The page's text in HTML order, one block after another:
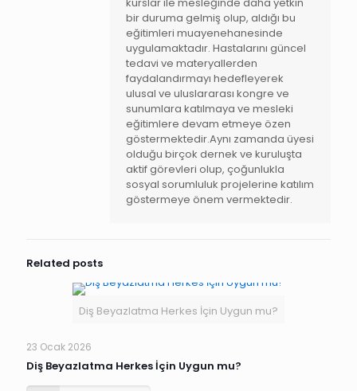
bir duruma gelmiş olup, aldığı bu
eğitimleri muayenehanesinde
uygulamaktadır. Hastalarını güncel
tedavi ve materyallerden
faydalandırmayı hedefleyerek
ulusal ve uluslararası kongre ve
sunumlara katılmaya ve mesleki
eğitimlere devam etmeye özen
göstermektedir.Aynı zamanda üyesi
olduğu birçok dernek ve kuruluşta
aktif görevleri olup, çoğunlukla
sosyal sorumluluk projelerine katılım
göstermeye önem vermektedir.
Related posts
Diş Beyazlatma Herkes İçin Uygun mu?
23 Ocak 2026
Diş Beyazlatma Herkes İçin Uygun mu?